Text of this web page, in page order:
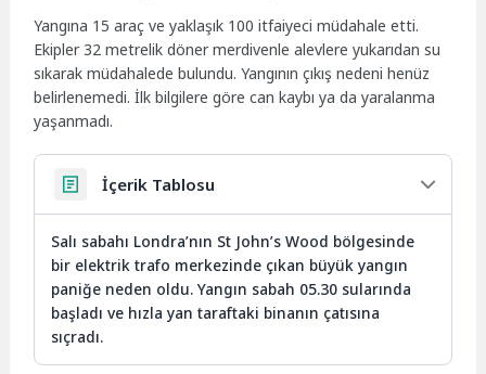
Yangına 15 araç ve yaklaşık 100 itfaiyeci müdahale etti.
Ekipler 32 metrelik döner merdivenle alevlere yukarıdan su
sıkarak müdahalede bulundu. Yangının çıkış nedeni henüz
belirlenemedi. İlk bilgilere göre can kaybı ya da yaralanma
yaşanmadı.
İçerik Tablosu
Salı sabahı Londra’nın St John’s Wood bölgesinde
bir elektrik trafo merkezinde çıkan büyük yangın
paniğe neden oldu. Yangın sabah 05.30 sularında
başladı ve hızla yan taraftaki binanın çatısına
sıçradı.